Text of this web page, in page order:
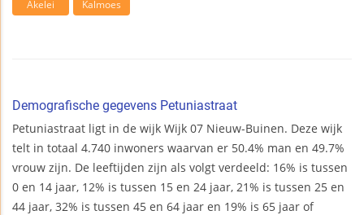
Akelei
Kalmoes
Demografische gegevens Petuniastraat
Petuniastraat ligt in de wijk Wijk 07 Nieuw-Buinen. Deze wijk
telt in totaal 4.740 inwoners waarvan er 50.4% man en 49.7%
vrouw zijn. De leeftijden zijn als volgt verdeeld: 16% is tussen
0 en 14 jaar, 12% is tussen 15 en 24 jaar, 21% is tussen 25 en
44 jaar, 32% is tussen 45 en 64 jaar en 19% is 65 jaar of